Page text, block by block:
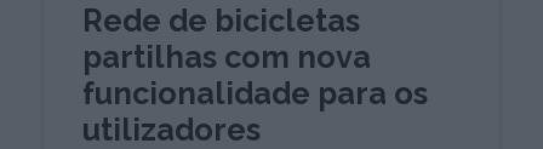
Rede de bicicletas
partilhas com nova
funcionalidade para os
utilizadores